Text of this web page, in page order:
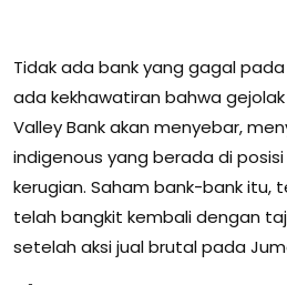
Tidak ada bank yang gagal pada
ada kekhawatiran bahwa
Valley Bank akan menyebar,
indigenous yang berada di
kerugian. Saham bank-bank itu,
telah bangkit kembali dengan
setelah aksi jual brutal pada